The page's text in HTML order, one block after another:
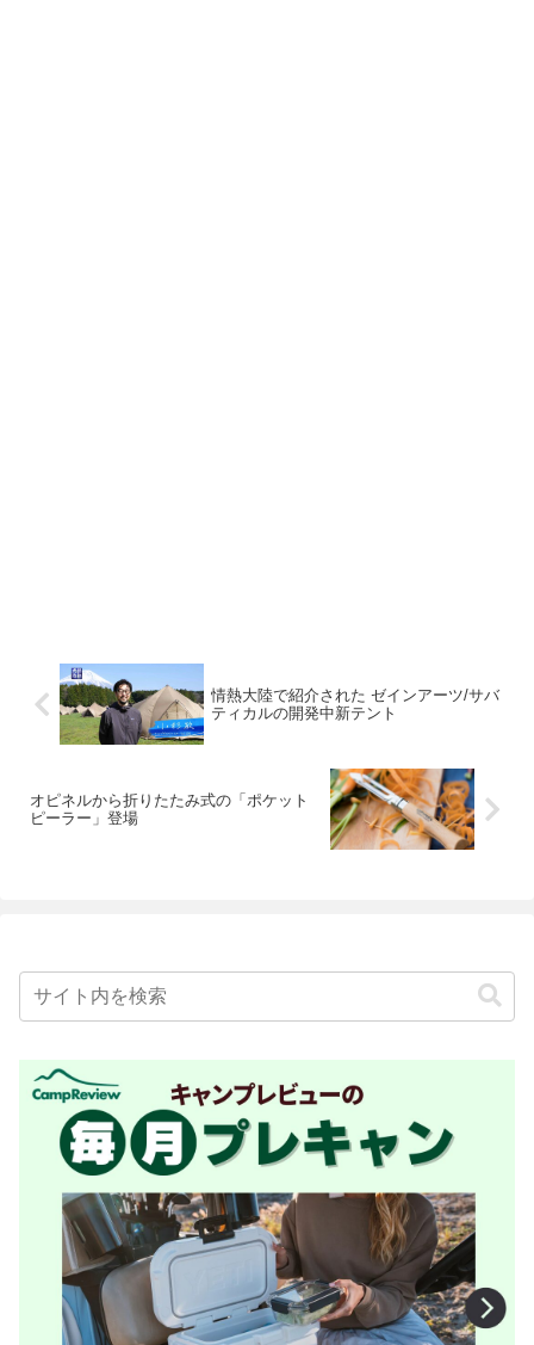
情熱大陸で紹介された ゼインアーツ/サバ
ティカルの開発中新テント
オピネルから折りたたみ式の「ポケット
ピーラー」登場